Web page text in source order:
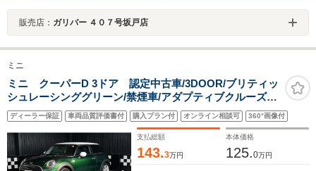
販売店： ガリバー ４０７号坂戸店
ミニ
ミニ クーパーD 3ドア 認定中古車/3DOOR/ブリティッ
シュレーシンググリーン/禁煙車/アダプティブクルーズコ
ントロール/衝突軽減ブレーキ/純正ナビゲーション/純正バ
ックカメラ
ディーラー保証 車両品質評価書付 購入プラン付 オンライン相談可 360°画像付
支払総額
143.3万円
本体価格
125.0万円